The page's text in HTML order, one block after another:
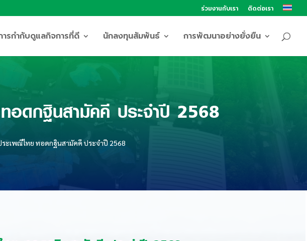
ร่วมงานกับเรา ติดต่อเรา
ารกำกับดูแลกิจการที่ดี นักลงทุนสัมพันธ์ การพัฒนาอย่างยั่งยืน
อดกฐินสามัคคี ประจำปี 2568
ประเพณีไทย ทอดกฐินสามัคคี ประจำปี 2568